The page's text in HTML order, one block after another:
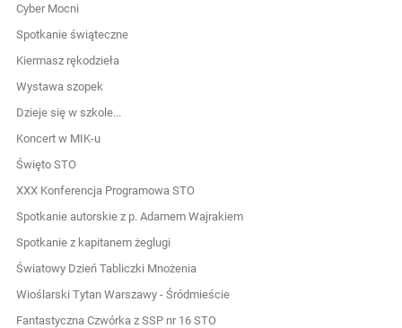
Cyber Mocni
Spotkanie świąteczne
Kiermasz rękodzieła
Wystawa szopek
Dzieje się w szkole...
Koncert w MIK-u
Święto STO
XXX Konferencja Programowa STO
Spotkanie autorskie z p. Adamem Wajrakiem
Spotkanie z kapitanem żeglugi
Światowy Dzień Tabliczki Mnożenia
Wioślarski Tytan Warszawy - Śródmieście
Fantastyczna Czwórka z SSP nr 16 STO